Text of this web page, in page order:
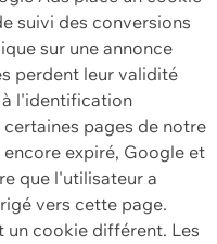
suivi des conversions
sur une annonce
perdent leur validité
à l'identification
pages de notre
expiré, Google et
que l'utilisateur a
vers cette page.
un cookie différent. Les